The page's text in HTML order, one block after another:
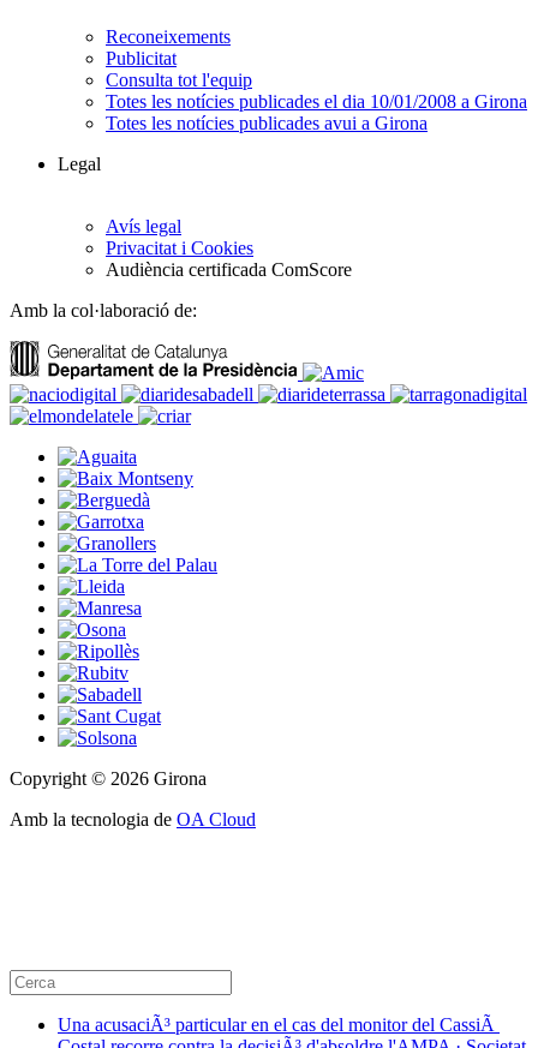
Reconeixements
Publicitat
Consulta tot l'equip
Totes les notícies publicades el dia 10/01/2008 a Girona
Totes les notícies publicades avui a Girona
Legal
Avís legal
Privacitat i Cookies
Audiència certificada ComScore
Amb la col·laboració de:
Copyright © 2026 Girona
Amb la tecnologia de OA Cloud
Una acusaciÃ³ particular en el cas del monitor del CassiÃ